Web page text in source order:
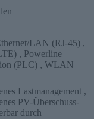
LAN (RJ-45) ,
, Powerline
(PLC) , WLAN
Lastmanagement ,
PV-Überschuss-
durch